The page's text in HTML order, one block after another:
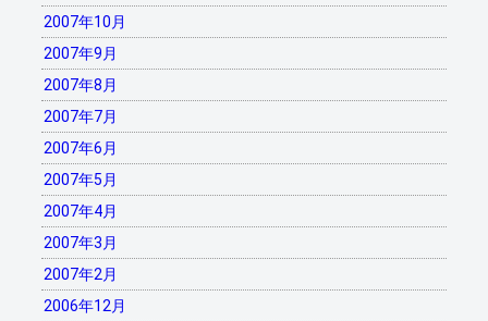
2007年10月
2007年9月
2007年8月
2007年7月
2007年6月
2007年5月
2007年4月
2007年3月
2007年2月
2006年12月